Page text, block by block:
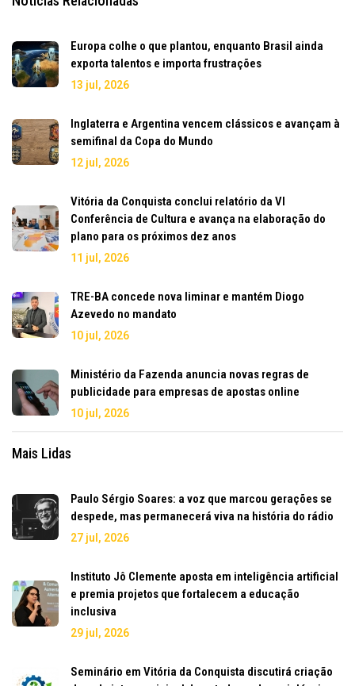
Europa colhe o que plantou, enquanto Brasil ainda
exporta talentos e importa frustrações
13 jul, 2026
Inglaterra e Argentina vencem clássicos e avançam à
semifinal da Copa do Mundo
12 jul, 2026
Vitória da Conquista conclui relatório da VI
Conferência de Cultura e avança na elaboração do
plano para os próximos dez anos
11 jul, 2026
TRE-BA concede nova liminar e mantém Diogo
Azevedo no mandato
10 jul, 2026
Ministério da Fazenda anuncia novas regras de
publicidade para empresas de apostas online
10 jul, 2026
Mais Lidas
Paulo Sérgio Soares: a voz que marcou gerações se
despede, mas permanecerá viva na história do rádio
27 jul, 2026
Instituto Jô Clemente aposta em inteligência artificial
e premia projetos que fortalecem a educação
inclusiva
29 jul, 2026
Seminário em Vitória da Conquista discutirá criação